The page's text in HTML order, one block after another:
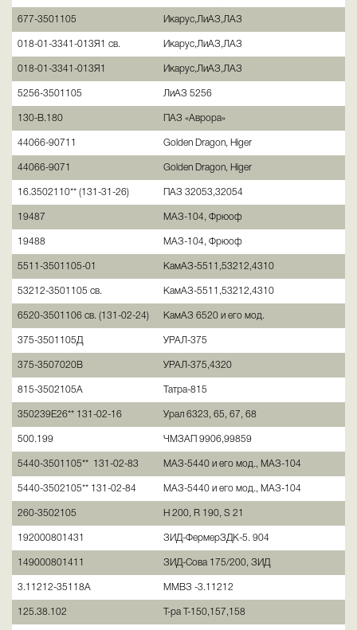
677-3501105 Икарус,ЛиАЗ,ЛАЗ
018-01-3341-013Я1 св. Икарус,ЛиАЗ,ЛАЗ
018-01-3341-013Я1 Икарус,ЛиАЗ,ЛАЗ
5256-3501105 ЛиАЗ 5256
130-В.180 ПАЗ «Аврора»
44066-90711 Golden Dragon, Higer
44066-9071 Golden Dragon, Higer
16.3502110** (131-31-26) ПАЗ 32053,32054
19487 МАЗ-104, Фрюоф
19488 МАЗ-104, Фрюоф
5511-3501105-01 КамАЗ-5511,53212,4310
53212-3501105 св. КамАЗ-5511,53212,4310
6520-3501106 св. (131-02-24) КамАЗ 6520 и его мод.
375-3501105Д УРАЛ-375
375-3507020В УРАЛ-375,4320
815-3502105А Татра-815
350239Е26** 131-02-16 Урал 6323, 65, 67, 68
500.199 ЧМЗАП 9906,99859
5440-3501105** 131-02-83 МАЗ-5440 и его мод., МАЗ-104
5440-3502105** 131-02-84 МАЗ-5440 и его мод., МАЗ-104
260-3502105 Н 200, R 190, S 21
192000801431 ЗИД-ФермерЗДК-5. 904
149000801411 ЗИД-Сова 175/200, ЗИД
3.11212-35118A ММВЗ -3.11212
125.38.102 Т-ра Т-150,157,158